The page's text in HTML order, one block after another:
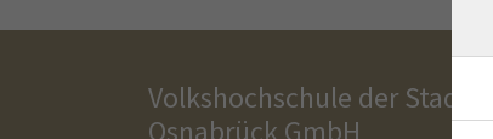
Volkshochschule der Stadt